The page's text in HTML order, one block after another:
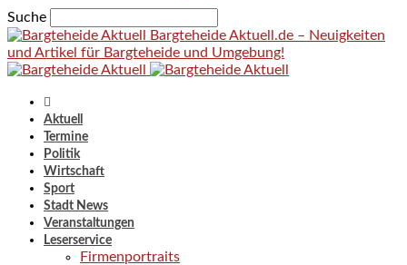
Suche
Bargteheide Aktuell.de – Neuigkeiten
und Artikel für Bargteheide und Umgebung!
Aktuell
Termine
Politik
Wirtschaft
Sport
Stadt News
Veranstaltungen
Leserservice
Firmenportraits